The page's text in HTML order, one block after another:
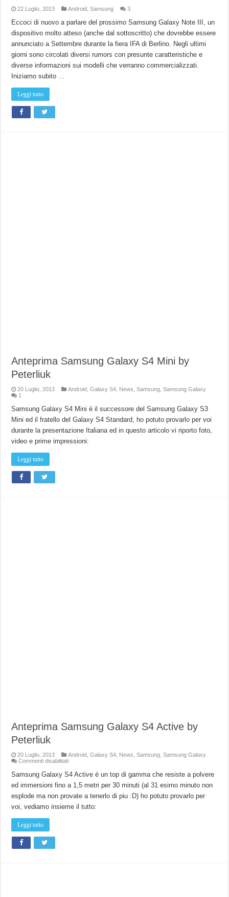
22 Luglio, 2013 Android ,Samsung 3
Eccoci di nuovo a parlare del prossimo Samsung Galaxy Note III, un
dispositivo molto atteso (anche dal sottoscritto) che dovrebbe essere
annunciato a Settembre durante la fiera IFA di Berlino. Negli ultimi
giorni sono circolati diversi rumors con presunte caratteristiche e
diverse informazioni sui modelli che verranno commercializzati.
Iniziamo subito …
Leggi tutto
Anteprima Samsung Galaxy S4 Mini by
Peterliuk
20 Luglio, 2013 Android ,Galaxy S4 News ,Samsung ,Samsung Galaxy
1
Samsung Galaxy S4 Mini è il successore del Samsung Galaxy S3
Mini ed il fratello del Galaxy S4 Standard, ho potuto provarlo per voi
durante la presentazione Italiana ed in questo articolo vi riporto foto,
video e prime impressioni:
Leggi tutto
Anteprima Samsung Galaxy S4 Active by
Peterliuk
20 Luglio, 2013 Android ,Galaxy S4 News ,Samsung ,Samsung Galaxy
Commenti disabilitatisu
Samsung
Galaxy
S4
by
Peterliuk
Samsung Galaxy S4 Active è un top di gamma che resiste a polvere
ed immersioni fino a 1,5 metri per 30 minuti (al 31 esimo minuto non
esplode ma non provate a tenerlo di piu :D) ho potuto provarlo per
voi, vediamo insieme il tutto:
Leggi tutto